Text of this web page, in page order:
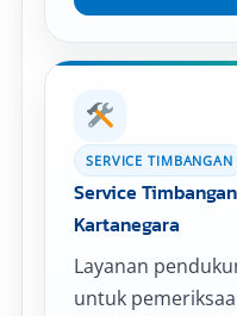
SERVICE TIMBANGAN
Service
Kartanegara
Layanan
untuk